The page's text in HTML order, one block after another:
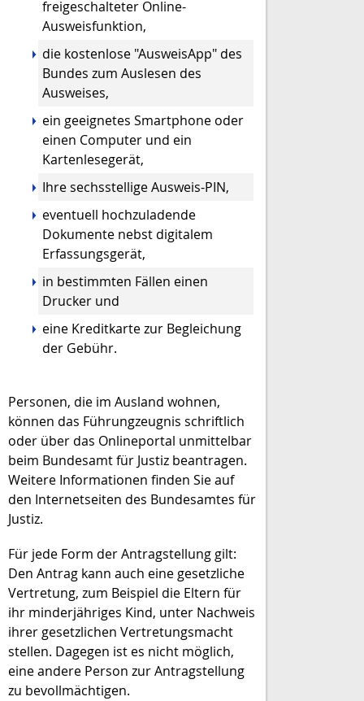
freigeschalteter Online-
Ausweisfunktion,
die kostenlose "AusweisApp" des
Bundes zum Auslesen des
Ausweises,
ein geeignetes Smartphone oder
einen Computer und ein
Kartenlesegerät,
Ihre sechsstellige Ausweis-PIN,
eventuell hochzuladende
Dokumente nebst digitalem
Erfassungsgerät,
in bestimmten Fällen einen
Drucker und
eine Kreditkarte zur Begleichung
der Gebühr.
Personen, die im Ausland wohnen,
können das Führungzeugnis schriftlich
oder über das Onlineportal unmittelbar
beim Bundesamt für Justiz beantragen.
Weitere Informationen finden Sie auf
den Internetseiten des Bundesamtes für
Justiz.
Für jede Form der Antragstellung gilt:
Den Antrag kann auch eine gesetzliche
Vertretung, zum Beispiel die Eltern für
ihr minderjähriges Kind, unter Nachweis
ihrer gesetzlichen Vertretungsmacht
stellen. Dagegen ist es nicht möglich,
eine andere Person zur Antragstellung
zu bevollmächtigen.